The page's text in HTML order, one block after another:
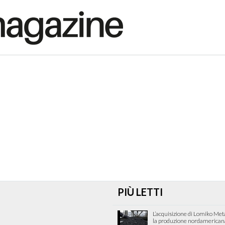
PIÙ LETTI
L’acquisizione di Lomiko
la produzione